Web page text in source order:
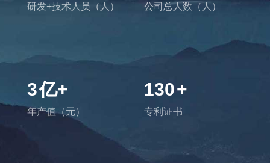
研发+技术人员（人） 公司总人数（人）
3亿+
年产值（元）
130+
专利证书